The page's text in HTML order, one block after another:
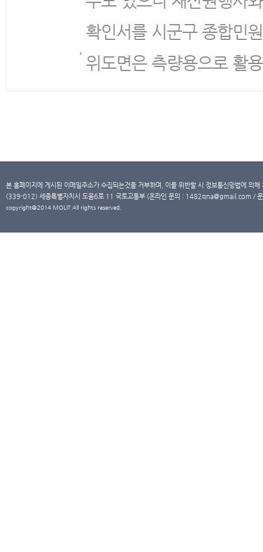
확인서를 시군구 종합민
위도면은 측량용으로 활
본 홈페이지에 게시된 이메일주소가 수집되는것을 거부하며, 이를 위반할 시 정보통신망법에 의
(339-012) 세종특별자치시 도움6로 11 국토교통부 (온라인 문의 : 1482qna@gmail.com /
copyright@2014 MOLIT All rights reserved.